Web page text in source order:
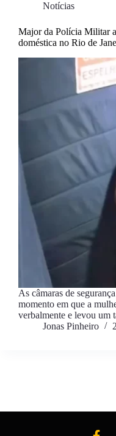
Notícias
Major da Polícia Militar
doméstica no Rio de
As câmaras de
momento em que a
verbalmente e levou um
Jonas Pinheiro